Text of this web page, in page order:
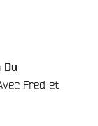
Du
Fred et